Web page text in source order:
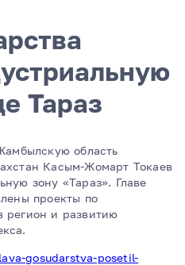
Тараз
область
Касым-Жомарт Токаев
зону «Тараз». Главе
проекты по
регион и развитию
gosudarstva-posetil-